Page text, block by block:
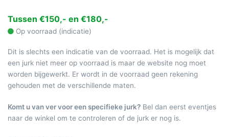
Tussen €150,- en €180,-
Op voorraad (indicatie)
Dit is slechts een indicatie van de voorraad. Het is mogelijk dat
een jurk niet meer op voorraad is maar de website nog moet
worden bijgewerkt. Er wordt in de voorraad geen rekening
gehouden met de verschillende maten.
Komt u van ver voor een specifieke jurk? Bel dan eerst eventjes
naar de winkel om te controleren of de jurk er nog is.